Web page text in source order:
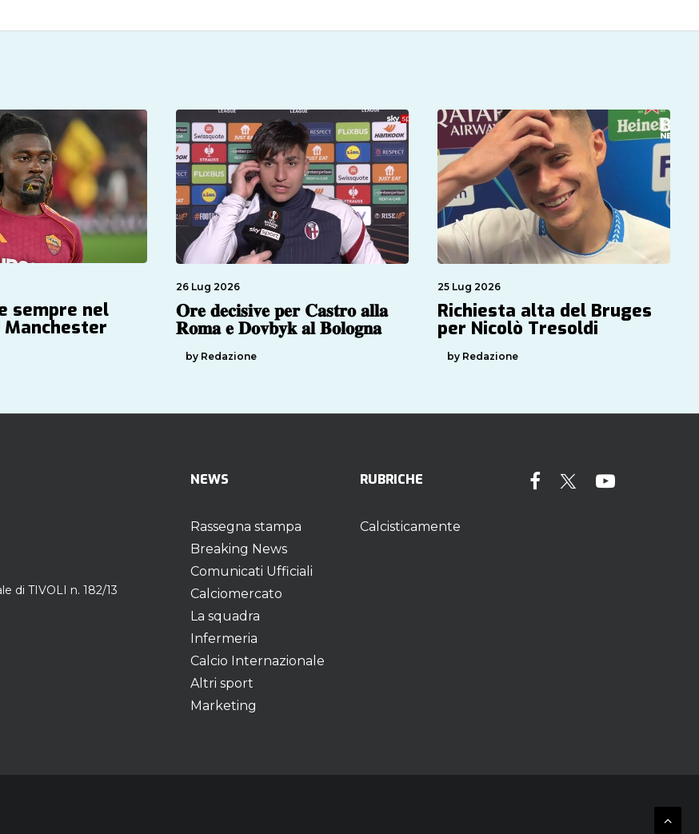
sempre nel
26 Lug 2026
𝐎𝐫𝐞 𝐝𝐞𝐜𝐢𝐬𝐢𝐯𝐞 𝐩𝐞𝐫 𝐂𝐚𝐬𝐭𝐫𝐨 𝐚𝐥𝐥𝐚
𝐑𝐨𝐦𝐚 𝐞 𝐃𝐨𝐯𝐛𝐲𝐤 𝐚𝐥 𝐁𝐨𝐥𝐨𝐠𝐧𝐚
by Redazione
25 Lug 2026
Richiesta alta del Bruges
per Nicolò Tresoldi
by Redazione
di TIVOLI n. 182/13
NEWS
Rassegna stampa
Breaking News
Comunicati Ufficiali
Calciomercato
La squadra
Infermeria
Calcio Internazionale
Altri sport
Marketing
RUBRICHE
Calcisticamente